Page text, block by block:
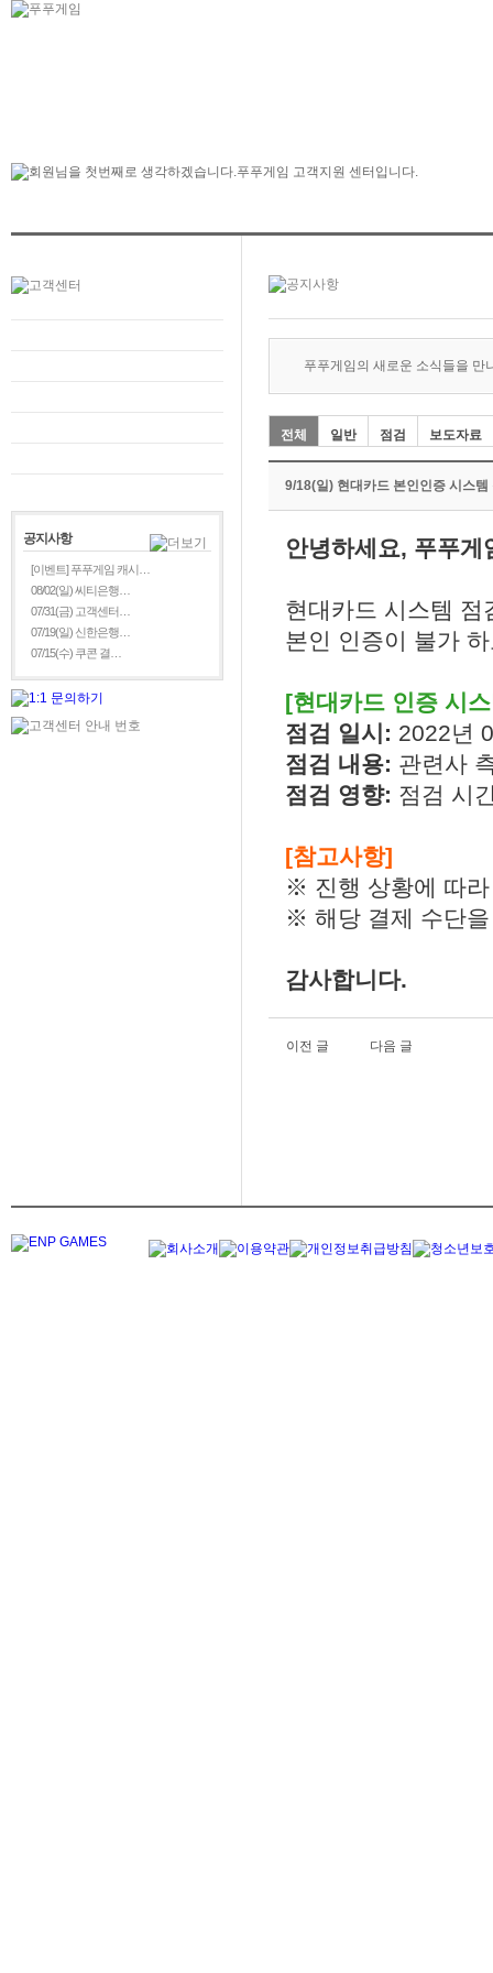
공지사항
[이벤트] 푸푸게임 캐시…
08/02(일) 씨티은행…
07/31(금) 고객센터…
07/19(일) 신한은행…
07/15(수) 쿠콘 결…
푸푸게임의 새로운 소식들을 만
전체 일반 점검 보도자료
9/18(일) 현대카드 본인인증 시스템
안녕하세요, 푸푸게
현대카드 시스템
본인 인증이 불가
[현대카드 인증 시
점검 일시: 2022년
점검 내용: 관련사
점검 영향: 점검 시
[참고사항]
※ 진행 상황에 따
※ 해당 결제 수단
감사합니다.
이전 글 다음 글